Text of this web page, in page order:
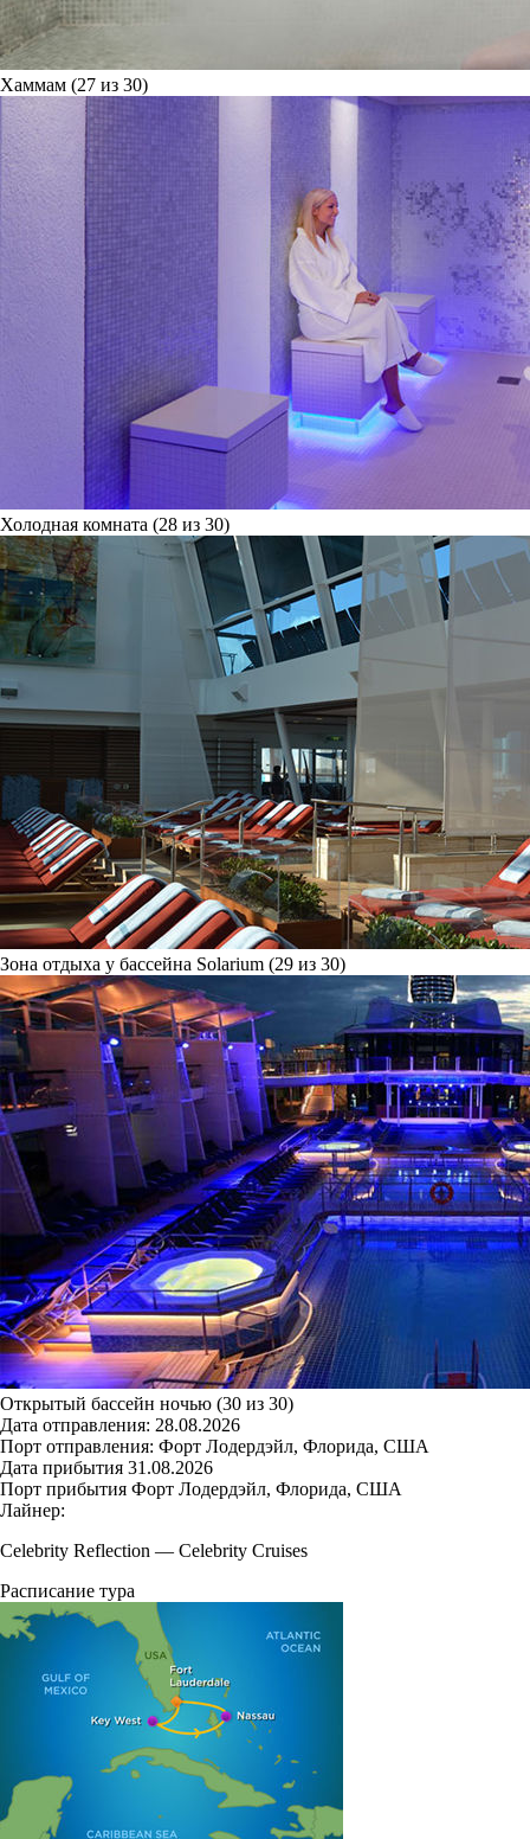
Хаммам (27 из 30)
Холодная комната (28 из 30)
Зона отдыха у бассейна Solarium (29 из 30)
Открытый бассейн ночью (30 из 30)
Дата отправления: 28.08.2026
Порт отправления: Форт Лодердэйл, Флорида, США
Дата прибытия 31.08.2026
Порт прибытия Форт Лодердэйл, Флорида, США
Лайнер:
Celebrity Reflection — Celebrity Cruises
Расписание тура